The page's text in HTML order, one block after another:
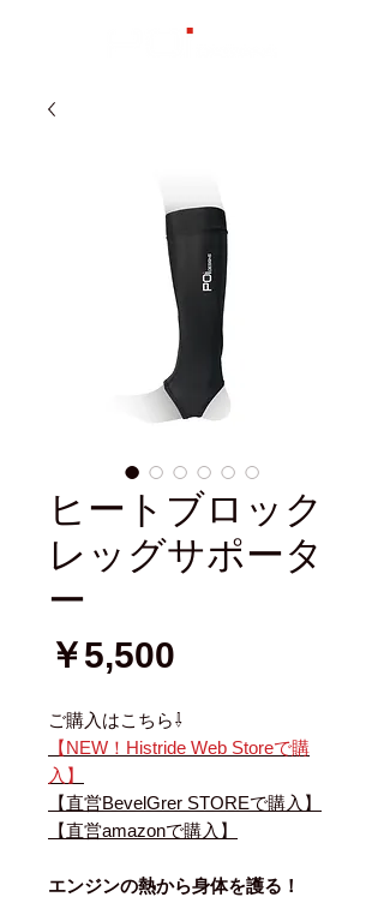
ヒートブロック
レッグサポータ
ー
￥5,500
ご購入はこちら⇩
【NEW！Histride Web Storeで購
入】
【直営BevelGrer STOREで購入】
【直営amazonで購入】
エンジンの熱から身体を護る！